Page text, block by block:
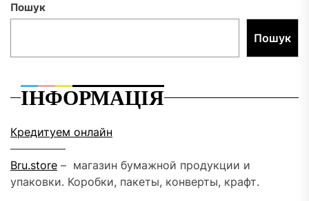
Пошук
Пошук
ІНФОРМАЦІЯ
Кредитуем онлайн
––––––––––
Bru.store – магазин бумажной продукции и
упаковки. Коробки, пакеты, конверты, крафт.